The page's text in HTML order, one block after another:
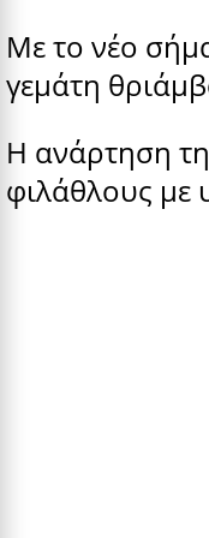
Με το νέο
γεμάτη
Η ανάρτηση
φιλάθλους με